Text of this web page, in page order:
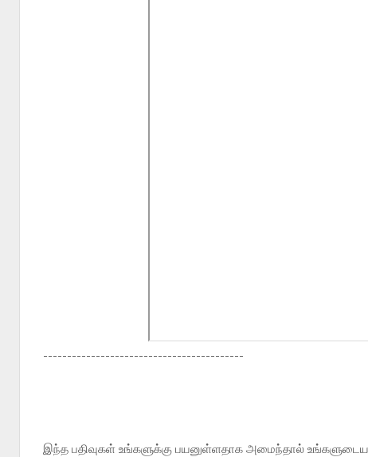
------------------------------------------
இந்த பதிவுகள் உங்களுக்கு பயனுள்ளதாக அமைந்தால்